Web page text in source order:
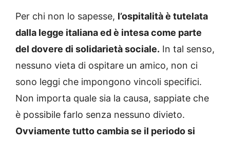
Per chi non lo sapesse, l’ospitalità è tutelata
dalla legge italiana ed è intesa come parte
del dovere di solidarietà sociale. In tal senso,
nessuno vieta di ospitare un amico, non ci
sono leggi che impongono vincoli specifici.
Non importa quale sia la causa, sappiate che
è possibile farlo senza nessuno divieto.
Ovviamente tutto cambia se il periodo si